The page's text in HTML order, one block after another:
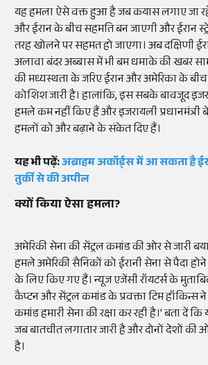
यह हमला ऐसे वक्त हुआ है जब कयास लगाए जा
और ईरान के बीच सहमति बन जाएगी और ईरान
तरह खोलने पर सहमत हो जाएगा। अब दक्षिणी
अलावा बंदर अब्बास में भी बम धमाके की खबर
की मध्यस्थता के जरिए ईरान और अमेरिका के
कोशिश जारी है। हालांकि, इस सबके बावजूद
हमले कम नहीं किए हैं और इजरायली प्रधानमंत्री
हमलों को और बढ़ाने के संकेत दिए हैं।
यह भी पढ़ें:अब्राहम अकॉर्ड्स में आ सकता है
तुर्की से की अपील
क्यों किया ऐसा हमला?
अमेरिकी सेना की सेंट्रल कमांड की ओर से जारी
हमले अमेरिकी सैनिकों को ईरानी सेना से पैदा
के लिए किए गए हैं। न्यूज एजेंसी रॉयटर्स के
कैप्टन और सेंट्रल कमांड के प्रवक्ता टिम हॉकिन्स
कमांड हमारी सेना की रक्षा कर रही है।' बता दें
जब बातचीत लगातार जारी है और दोनों देशों की
है।